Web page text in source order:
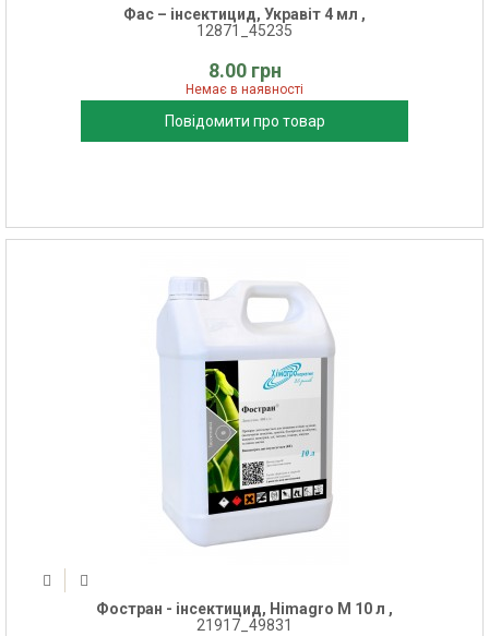
Фас – інсектицид, Укравіт 4 мл ,
12871_45235
8.00 грн
Немає в наявності
Повідомити про товар
Фостран - інсектицид, Himagro M 10 л ,
21917_49831